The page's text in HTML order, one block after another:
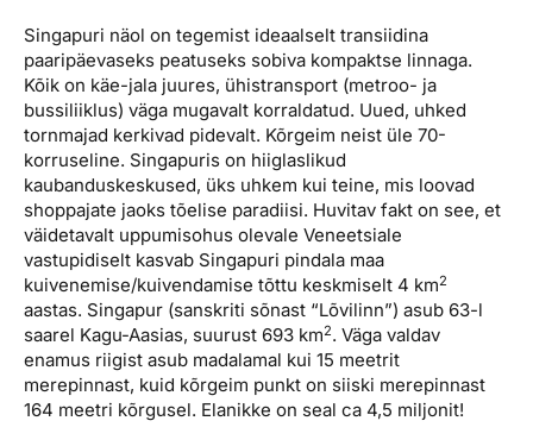
Singapuri näol on tegemist ideaalselt transiidina
paaripäevaseks peatuseks sobiva kompaktse linnaga.
Kõik on käe-jala juures, ühistransport (metroo- ja
bussiliiklus) väga mugavalt korraldatud. Uued, uhked
tornmajad kerkivad pidevalt. Kõrgeim neist üle 70-
korruseline. Singapuris on hiiglaslikud
kaubanduskeskused, üks uhkem kui teine, mis loovad
shoppajate jaoks tõelise paradiisi. Huvitav fakt on see, et
väidetavalt uppumisohus olevale Veneetsiale
vastupidiselt kasvab Singapuri pindala maa
kuivenemise/kuivendamise tõttu keskmiselt 4 km2
aastas. Singapur (sanskriti sõnast “Lõvilinn”) asub 63-l
saarel Kagu-Aasias, suurust 693 km2. Väga valdav
enamus riigist asub madalamal kui 15 meetrit
merepinnast, kuid kõrgeim punkt on siiski merepinnast
164 meetri kõrgusel. Elanikke on seal ca 4,5 miljonit!